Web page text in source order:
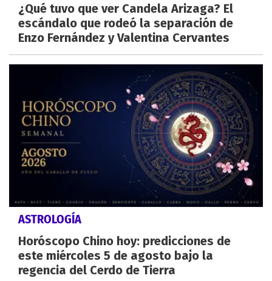
¿Qué tuvo que ver Candela Arizaga? El
escándalo que rodeó la separación de
Enzo Fernández y Valentina Cervantes
ASTROLOGÍA
Horóscopo Chino hoy: predicciones de
este miércoles 5 de agosto bajo la
regencia del Cerdo de Tierra